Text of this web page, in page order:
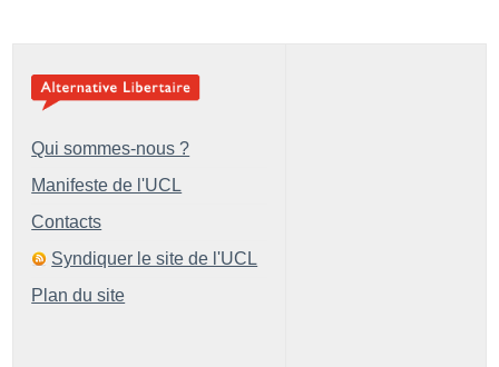
Qui sommes-nous ?
Manifeste de l'UCL
Contacts
Syndiquer le site de l'UCL
Plan du site